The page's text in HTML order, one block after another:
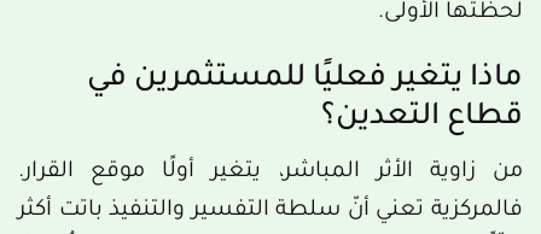
لحظتها الأولى.
ماذا يتغير فعليًا للمستثمرين في
قطاع التعدين؟
من زاوية الأثر المباشر، يتغير أولًا موقع القرار.
فالمركزية تعني أنّ سلطة التفسير والتنفيذ باتت أكثر